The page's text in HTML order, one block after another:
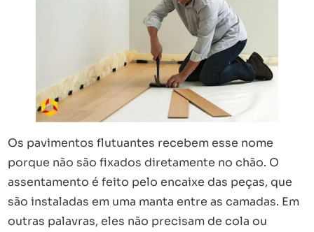
Os pavimentos flutuantes recebem esse nome
porque não são fixados diretamente no chão. O
assentamento é feito pelo encaixe das peças, que
são instaladas em uma manta entre as camadas. Em
outras palavras, eles não precisam de cola ou